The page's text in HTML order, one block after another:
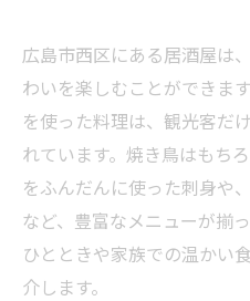
広島市西区にある居酒屋は
わいを楽しむことができま
を使った料理は、観光客だ
れています。焼き鳥はもち
をふんだんに使った刺身や
など、豊富なメニューが揃
ひとときや家族での温かい
介します。